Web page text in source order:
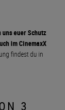
euer Schutz
im CinemaxX
findest du in
3